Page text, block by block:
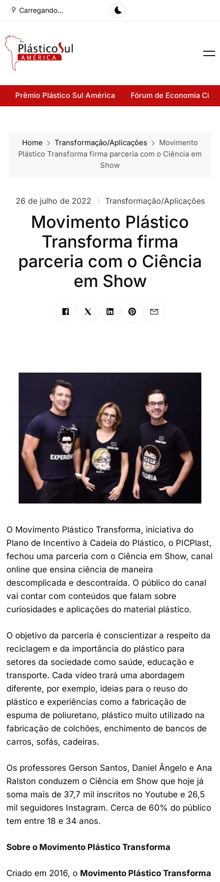
Carregando...
Prêmio Plástico Sul América Fórum de Economia
Home Transformação/Aplicações
Movimento
Plástico Transforma firma parceria com o Ciência em
Show
26 de julho de 2022 Transformação/Aplicações
Movimento Plástico
Transforma firma
parceria com o Ciência
em Show
O Movimento Plástico Transforma, iniciativa do
Plano de Incentivo à Cadeia do Plástico, o PICPlast,
fechou uma parceria com o Ciência em Show, canal
online que ensina ciência de maneira
descomplicada e descontraída. O público do canal
vai contar com conteúdos que falam sobre
curiosidades e aplicações do material plástico.
O objetivo da parceria é conscientizar a respeito da
reciclagem e da importância do plástico para
setores da sociedade como saúde, educação e
transporte. Cada vídeo trará uma abordagem
diferente, por exemplo, ideias para o reuso do
plástico e experiências como a fabricação de
espuma de poliuretano, plástico muito utilizado na
fabricação de colchões, enchimento de bancos de
carros, sofás, cadeiras.
Os professores Gerson Santos, Daniel Ângelo e Ana
Ralston conduzem o Ciência em Show que hoje já
soma mais de 37,7 mil inscritos no Youtube e 26,5
mil seguidores Instagram. Cerca de 60% do público
tem entre 18 e 34 anos.
Sobre o Movimento Plástico Transforma
Criado em 2016, o Movimento Plástico Transforma